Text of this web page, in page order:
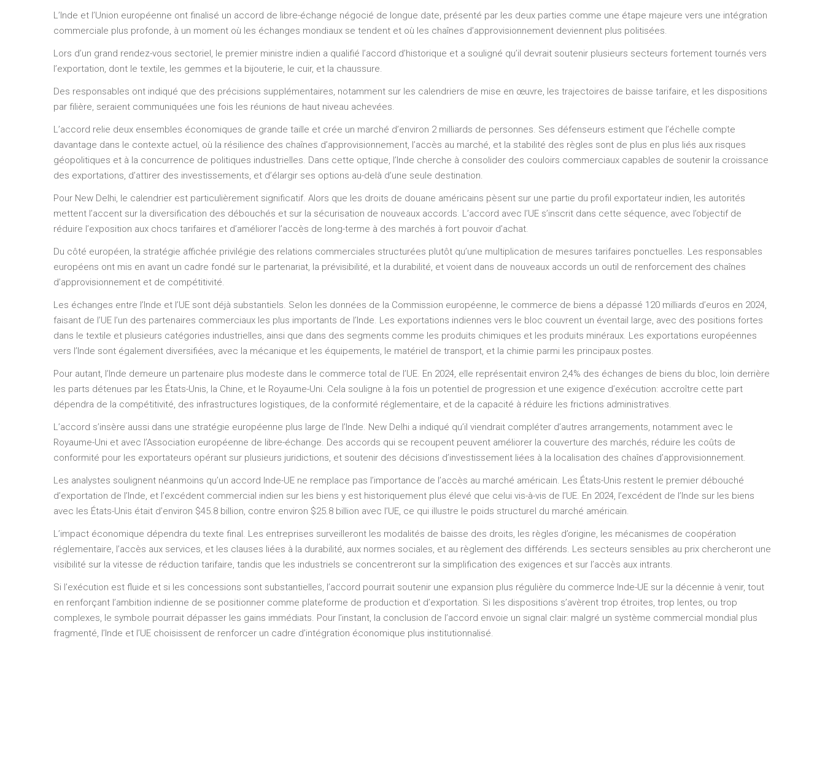
L’Inde et l’Union européenne ont finalisé un accord de libre-échange négocié de longue date, présenté par les deux parties comme une étape majeure vers une intégration
commerciale plus profonde, à un moment où les échanges mondiaux se tendent et où les chaînes d’approvisionnement deviennent plus politisées.
Lors d’un grand rendez-vous sectoriel, le premier ministre indien a qualifié l’accord d’historique et a souligné qu’il devrait soutenir plusieurs secteurs fortement tournés vers
l’exportation, dont le textile, les gemmes et la bijouterie, le cuir, et la chaussure.
Des responsables ont indiqué que des précisions supplémentaires, notamment sur les calendriers de mise en œuvre, les trajectoires de baisse tarifaire, et les dispositions
par filière, seraient communiquées une fois les réunions de haut niveau achevées.
L’accord relie deux ensembles économiques de grande taille et crée un marché d’environ 2 milliards de personnes. Ses défenseurs estiment que l’échelle compte
davantage dans le contexte actuel, où la résilience des chaînes d’approvisionnement, l’accès au marché, et la stabilité des règles sont de plus en plus liés aux risques
géopolitiques et à la concurrence de politiques industrielles. Dans cette optique, l’Inde cherche à consolider des couloirs commerciaux capables de soutenir la croissance
des exportations, d’attirer des investissements, et d’élargir ses options au-delà d’une seule destination.
Pour New Delhi, le calendrier est particulièrement significatif. Alors que les droits de douane américains pèsent sur une partie du profil exportateur indien, les autorités
mettent l’accent sur la diversification des débouchés et sur la sécurisation de nouveaux accords. L’accord avec l’UE s’inscrit dans cette séquence, avec l’objectif de
réduire l’exposition aux chocs tarifaires et d’améliorer l’accès de long-terme à des marchés à fort pouvoir d’achat.
Du côté européen, la stratégie affichée privilégie des relations commerciales structurées plutôt qu’une multiplication de mesures tarifaires ponctuelles. Les responsables
européens ont mis en avant un cadre fondé sur le partenariat, la prévisibilité, et la durabilité, et voient dans de nouveaux accords un outil de renforcement des chaînes
d’approvisionnement et de compétitivité.
Les échanges entre l’Inde et l’UE sont déjà substantiels. Selon les données de la Commission européenne, le commerce de biens a dépassé 120 milliards d’euros en 2024,
faisant de l’UE l’un des partenaires commerciaux les plus importants de l’Inde. Les exportations indiennes vers le bloc couvrent un éventail large, avec des positions fortes
dans le textile et plusieurs catégories industrielles, ainsi que dans des segments comme les produits chimiques et les produits minéraux. Les exportations européennes
vers l’Inde sont également diversifiées, avec la mécanique et les équipements, le matériel de transport, et la chimie parmi les principaux postes.
Pour autant, l’Inde demeure un partenaire plus modeste dans le commerce total de l’UE. En 2024, elle représentait environ 2,4% des échanges de biens du bloc, loin derrière
les parts détenues par les États-Unis, la Chine, et le Royaume-Uni. Cela souligne à la fois un potentiel de progression et une exigence d’exécution: accroître cette part
dépendra de la compétitivité, des infrastructures logistiques, de la conformité réglementaire, et de la capacité à réduire les frictions administratives.
L’accord s’insère aussi dans une stratégie européenne plus large de l’Inde. New Delhi a indiqué qu’il viendrait compléter d’autres arrangements, notamment avec le
Royaume-Uni et avec l’Association européenne de libre-échange. Des accords qui se recoupent peuvent améliorer la couverture des marchés, réduire les coûts de
conformité pour les exportateurs opérant sur plusieurs juridictions, et soutenir des décisions d’investissement liées à la localisation des chaînes d’approvisionnement.
Les analystes soulignent néanmoins qu’un accord Inde-UE ne remplace pas l’importance de l’accès au marché américain. Les États-Unis restent le premier débouché
d’exportation de l’Inde, et l’excédent commercial indien sur les biens y est historiquement plus élevé que celui vis-à-vis de l’UE. En 2024, l’excédent de l’Inde sur les biens
avec les États-Unis était d’environ $45.8 billion, contre environ $25.8 billion avec l’UE, ce qui illustre le poids structurel du marché américain.
L’impact économique dépendra du texte final. Les entreprises surveilleront les modalités de baisse des droits, les règles d’origine, les mécanismes de coopération
réglementaire, l’accès aux services, et les clauses liées à la durabilité, aux normes sociales, et au règlement des différends. Les secteurs sensibles au prix chercheront une
visibilité sur la vitesse de réduction tarifaire, tandis que les industriels se concentreront sur la simplification des exigences et sur l’accès aux intrants.
Si l’exécution est fluide et si les concessions sont substantielles, l’accord pourrait soutenir une expansion plus régulière du commerce Inde-UE sur la décennie à venir, tout
en renforçant l’ambition indienne de se positionner comme plateforme de production et d’exportation. Si les dispositions s’avèrent trop étroites, trop lentes, ou trop
complexes, le symbole pourrait dépasser les gains immédiats. Pour l’instant, la conclusion de l’accord envoie un signal clair: malgré un système commercial mondial plus
fragmenté, l’Inde et l’UE choisissent de renforcer un cadre d’intégration économique plus institutionnalisé.